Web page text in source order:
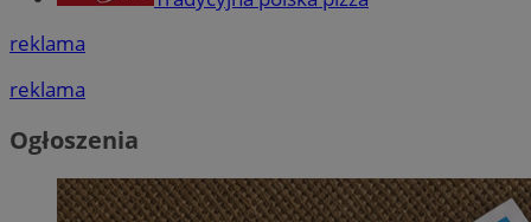
reklama
reklama
Ogłoszenia